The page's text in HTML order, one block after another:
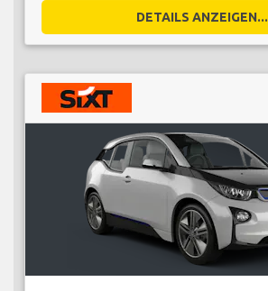
DETAILS ANZEIGEN...